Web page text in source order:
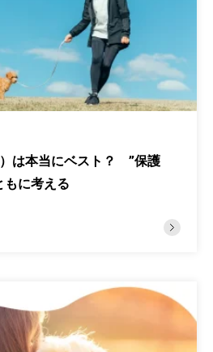
は本当にベスト？ ”保護
もに考える